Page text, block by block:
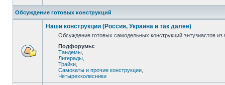
Обсуждение готовых конструкций
Наши конструкции (Россия, Украина и так далее)
Обсуждение готовых самодельных конструкций энтузиастов
Подфорумы:
Тандемы
Лигерады
Трайки
Самокаты и прочие конструкции
Четырехколесники